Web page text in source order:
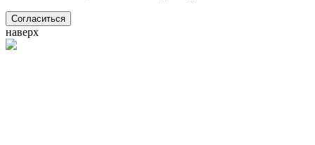
Согласиться
наверх